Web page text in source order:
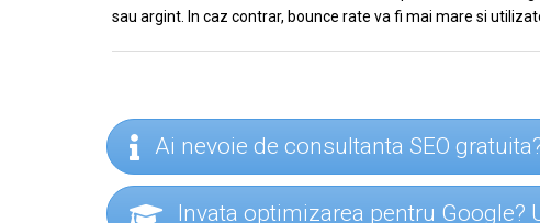
sau argint. In caz contrar, bounce rate va fi mai mare si
Ai nevoie de consultanta SEO
Invata optimizarea pentru Google?